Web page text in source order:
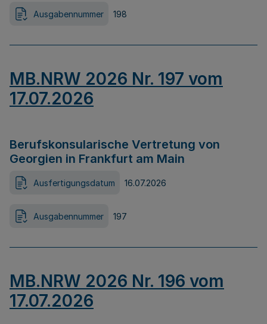
Ausgabennummer 198
MB.NRW 2026 Nr. 197 vom
17.07.2026
Berufskonsularische Vertretung von
Georgien in Frankfurt am Main
Ausfertigungsdatum 16.07.2026
Ausgabennummer 197
MB.NRW 2026 Nr. 196 vom
17.07.2026